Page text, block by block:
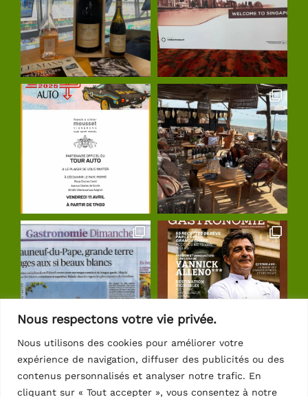
Nous respectons votre vie privée.
Nous utilisons des cookies pour améliorer votre
expérience de navigation, diffuser des publicités ou des
contenus personnalisés et analyser notre trafic. En
cliquant sur « Tout accepter », vous consentez à notre
Suivre sur Instagram